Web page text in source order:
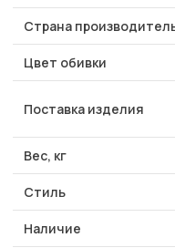
Страна
Цвет обивки
Поставка изделия
Вес, кг
Стиль
Наличие